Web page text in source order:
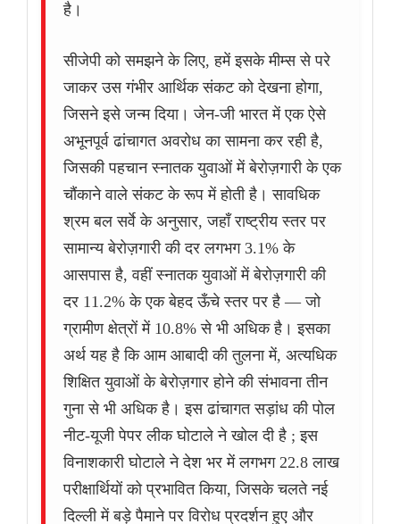
है।
सीजेपी को समझने के लिए, हमें इसके मीम्स से परे
जाकर उस गंभीर आर्थिक संकट को देखना होगा,
जिसने इसे जन्म दिया। जेन-जी भारत में एक ऐसे
अभूनपूर्व ढांचागत अवरोध का सामना कर रही है,
जिसकी पहचान स्नातक युवाओं में बेरोज़गारी के एक
चौंकाने वाले संकट के रूप में होती है। सावधिक
श्रम बल सर्वे के अनुसार, जहाँ राष्ट्रीय स्तर पर
सामान्य बेरोज़गारी की दर लगभग 3.1% के
आसपास है, वहीं स्नातक युवाओं में बेरोज़गारी की
दर 11.2% के एक बेहद ऊँचे स्तर पर है — जो
ग्रामीण क्षेत्रों में 10.8% से भी अधिक है। इसका
अर्थ यह है कि आम आबादी की तुलना में, अत्यधिक
शिक्षित युवाओं के बेरोज़गार होने की संभावना तीन
गुना से भी अधिक है। इस ढांचागत सड़ांध की पोल
नीट-यूजी पेपर लीक घोटाले ने खोल दी है ; इस
विनाशकारी घोटाले ने देश भर में लगभग 22.8 लाख
परीक्षार्थियों को प्रभावित किया, जिसके चलते नई
दिल्ली में बड़े पैमाने पर विरोध प्रदर्शन हुए और